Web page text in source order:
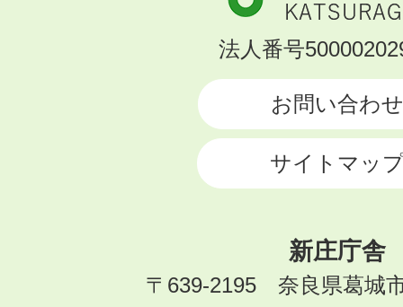
市
KATSURAGI
法人番号
お問い合わせ
サイトマッ
新庄庁舎
〒639-2195 奈良県葛城